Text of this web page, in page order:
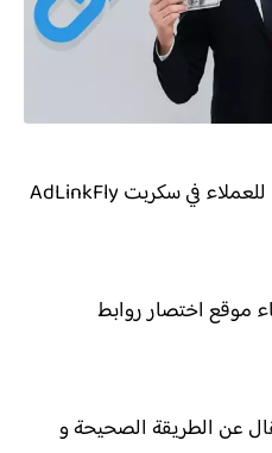
نعم ، كيفية ضبط العائد والربح للعملاء في سكربت AdLinkFly
موقع اختصار روابط
عن الطريقة الصحيحة و